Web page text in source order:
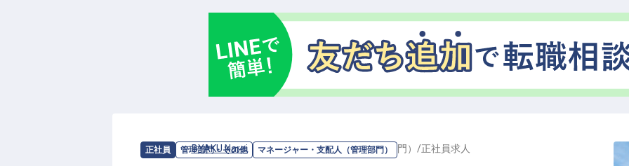
です♪若手スタッフの育成にも携わっていただき、技術の伝承者としても活躍いただけま
す。木のぬくもりを感じる空間で、心のこもったおもてなしを一緒に創り上げましょう◎
ーー【充実のサポート体制で安心して働ける環境】
新生活のスタートを全力でバックアップ！★単身寮は月額20,000円（水道光熱費込・灯油
を深める機会を設けています。また、皮漆の高級名刺入れのプレゼントや社有携帯の支給
など、細やかな福利厚生も◎シフト制で働きやすく、法定休日出勤手当や深夜手当もしっ
正社員 管理部門・その他 マネージャー・支配人（管理部門）
求人情報：BYAKU Narai のマネージャー・支配人（管理部門） /正社員求人